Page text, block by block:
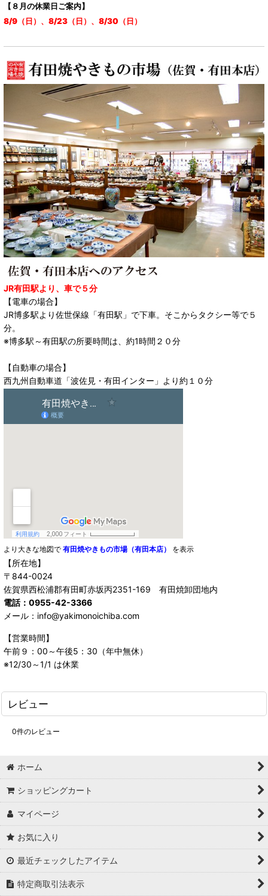
【８月の休業日ご案内】
8/9（日）、8/23（日）、8/30（日）
JR有田駅より、車で５分
【電車の場合】
JR博多駅より佐世保線「有田駅」で下車。そこからタクシー等で５
分。
※博多駅～有田駅の所要時間は、約1時間２０分
【自動車の場合】
西九州自動車道「波佐見・有田インター」より約１０分
より大きな地図で 有田焼やきもの市場（有田本店） を表示
【所在地】
〒844-0024
佐賀県西松浦郡有田町赤坂丙2351-169 有田焼卸団地内
電話：0955-42-3366
メール：info@yakimonoichiba.com
【営業時間】
午前９：00～午後5：30（年中無休）
※12/30～1/1 は休業
レビュー
0件のレビュー
ホーム
ショッピングカート
マイページ
お気に入り
最近チェックしたアイテム
特定商取引法表示